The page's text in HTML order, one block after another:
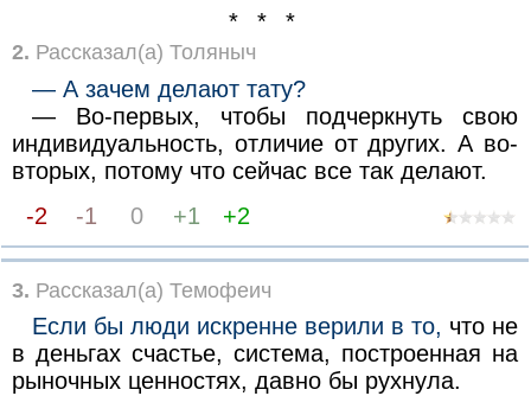
* * *
2. Рассказал(а) Толяныч
— А зачем делают тату?
— Во-первых, чтобы подчеркнуть свою
индивидуальность, отличие от других. А во-
вторых, потому что сейчас все так делают.
-2
-1 0 +1 +2
3. Рассказал(а) Темофеич
Если бы люди искренне верили в то, что не
в деньгах счастье, система, построенная на
рыночных ценностях, давно бы рухнула.